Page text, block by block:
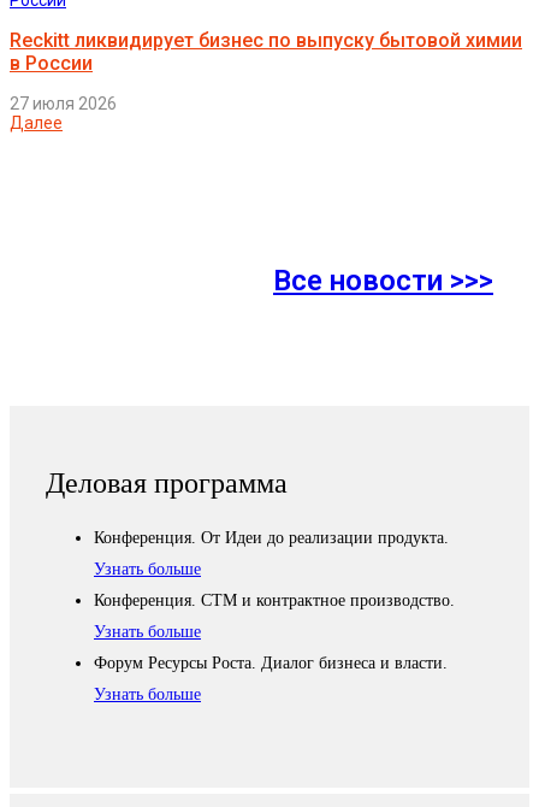
Reckitt ликвидирует бизнес по выпуску бытовой химии
в России
27 июля 2026
Далее
Все новости >>>
Деловая программа
Конференция. От Идеи до реализации продукта.
Узнать больше
Конференция. СТМ и контрактное производство.
Узнать больше
Форум Ресурсы Роста. Диалог бизнеса и власти.
Узнать больше